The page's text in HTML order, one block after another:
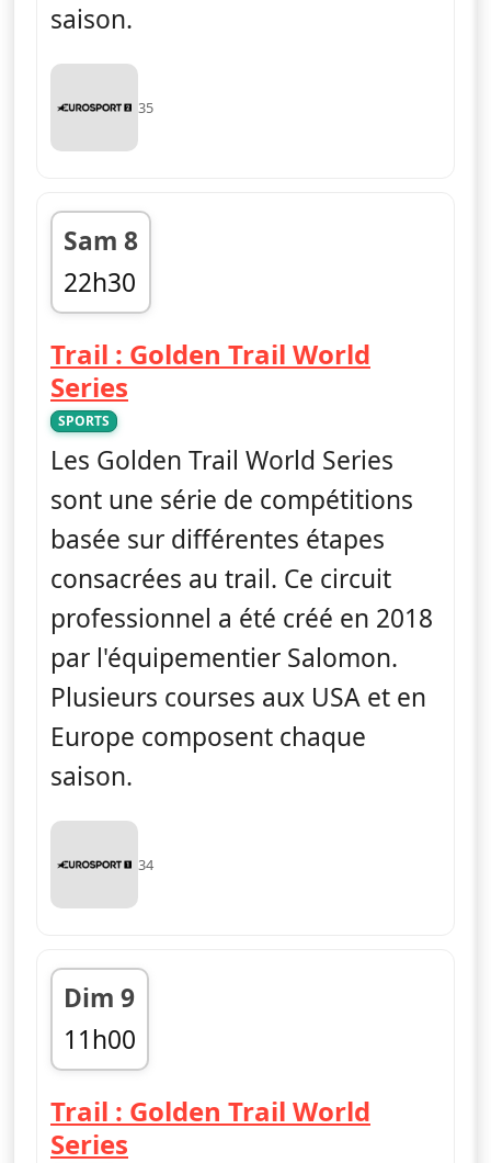
saison.
35
Sam 8
22h30
fin 00h15
Trail : Golden Trail World
Series
SPORTS
Les Golden Trail World Series
sont une série de compétitions
basée sur différentes étapes
consacrées au trail. Ce circuit
professionnel a été créé en 2018
par l'équipementier Salomon.
Plusieurs courses aux USA et en
Europe composent chaque
saison.
34
Dim 9
11h00
fin 12h00
Trail : Golden Trail World
Series